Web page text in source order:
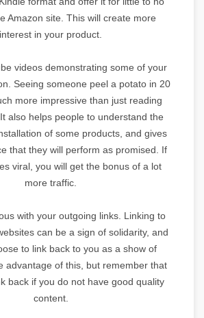
Amazon site. This will create more
interest in your product.
videos demonstrating some of your
Seeing someone peel a potato in 20
more impressive than just reading
also helps people to understand the
of some products, and gives
that they will perform as promised. If
viral, you will get the bonus of a lot
more traffic.
with your outgoing links. Linking to
can be a sign of solidarity, and
to link back to you as a show of
advantage of this, but remember that
back if you do not have good quality
content.